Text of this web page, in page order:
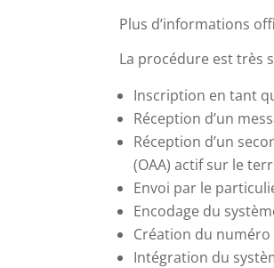
Plus d’informations
La procédure est très
Inscription en tant
Réception d’un
Réception d’un
(OAA) actif sur le
Envoi par le
Encodage du
Création du
Intégration du